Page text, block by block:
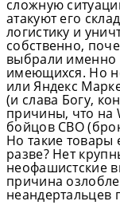
сложную
атакуют его
логистику и
собственно,
выбрали именно
имеющихся. Но
или Яндекс
(и слава Богу,
причины, что на
бойцов СВО
Но такие товары
разве? Нет
неофашистские
причина
неандертальцев